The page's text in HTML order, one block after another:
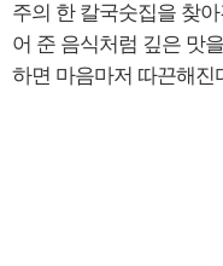
주의 한 칼국숫집을 찾
어 준 음식처럼 깊은 맛
하면 마음마저 따끈해진